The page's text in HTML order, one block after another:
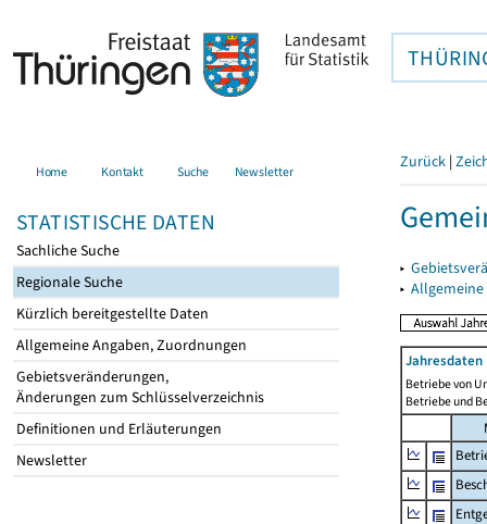
Home Kontakt Suche Newsletter
STATISTISCHE DATEN
Sachliche Suche
Regionale Suche
Kürzlich bereitgestellte Daten
Allgemeine Angaben, Zuordnungen
Gebietsveränderungen,
Änderungen zum Schlüsselverzeichnis
Definitionen und Erläuterungen
Newsletter
Zurück |
▸
▸
Jahresdaten
Betriebe von
Betriebe und